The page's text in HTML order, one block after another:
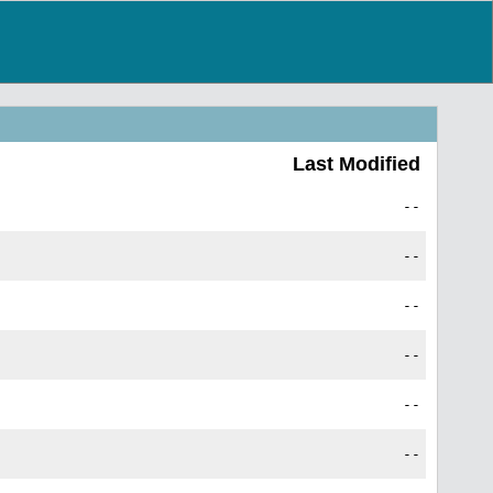
Last Modified
--
--
--
--
--
--